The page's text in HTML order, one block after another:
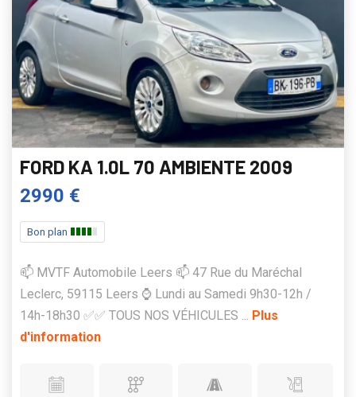
FORD KA 1.0L 70 AMBIENTE 2009
2990 €
Bon plan
📫 MVTF Automobile Leers 📫 47 Rue du Maréchal
Leclerc, 59115 Leers ⌚ Lundi au Samedi 9h30-12h /
14h-18h30 ✅✅ TOUS NOS VÉHICULES ... Plus
d'information